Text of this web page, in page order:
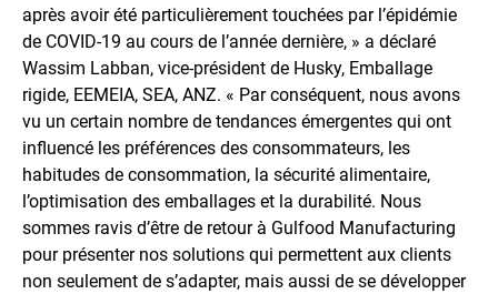
après avoir été particulièrement touchées par l’épidémie
de COVID-19 au cours de l’année dernière, » a déclaré
Wassim Labban, vice-président de Husky, Emballage
rigide, EEMEIA, SEA, ANZ. « Par conséquent, nous avons
vu un certain nombre de tendances émergentes qui ont
influencé les préférences des consommateurs, les
habitudes de consommation, la sécurité alimentaire,
l’optimisation des emballages et la durabilité. Nous
sommes ravis d’être de retour à Gulfood Manufacturing
pour présenter nos solutions qui permettent aux clients
non seulement de s’adapter, mais aussi de se développer